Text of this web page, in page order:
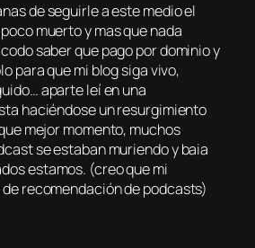
de seguirle a este medio el
muerto y mas que nada
saber que pago por dominio y
para que mi blog siga vivo,
aparte leí en una
haciéndose un resurgimiento
mejor momento, muchos
se estaban muriendo ybaia
estamos. (creo que mi
recomendación de podcasts)